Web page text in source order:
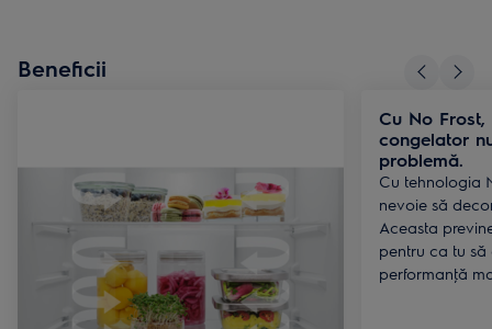
Beneficii
Cu No
congelator
problemă.
Cu tehnologia
nevoie să
Aceasta
pentru ca tu
performanţă